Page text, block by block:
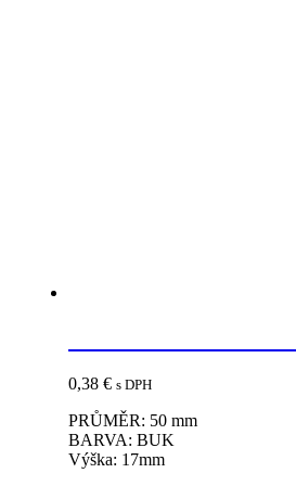
0,38 € s DPH
PRŮMĚR: 50 mm
BARVA: BUK
Výška: 17mm